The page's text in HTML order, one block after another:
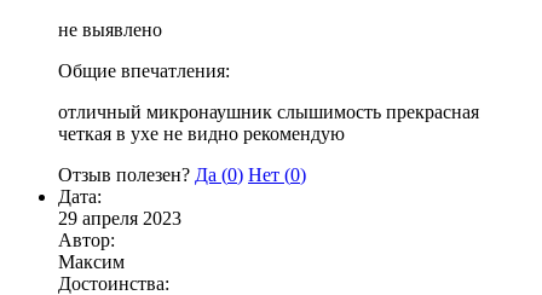
не выявлено
Общие впечатления:
отличный микронаушник слышимость прекрасная
четкая в ухе не видно рекомендую
Отзыв полезен? Да (0) Нет (0)
Дата:
29 апреля 2023
Автор:
Максим
Достоинства: